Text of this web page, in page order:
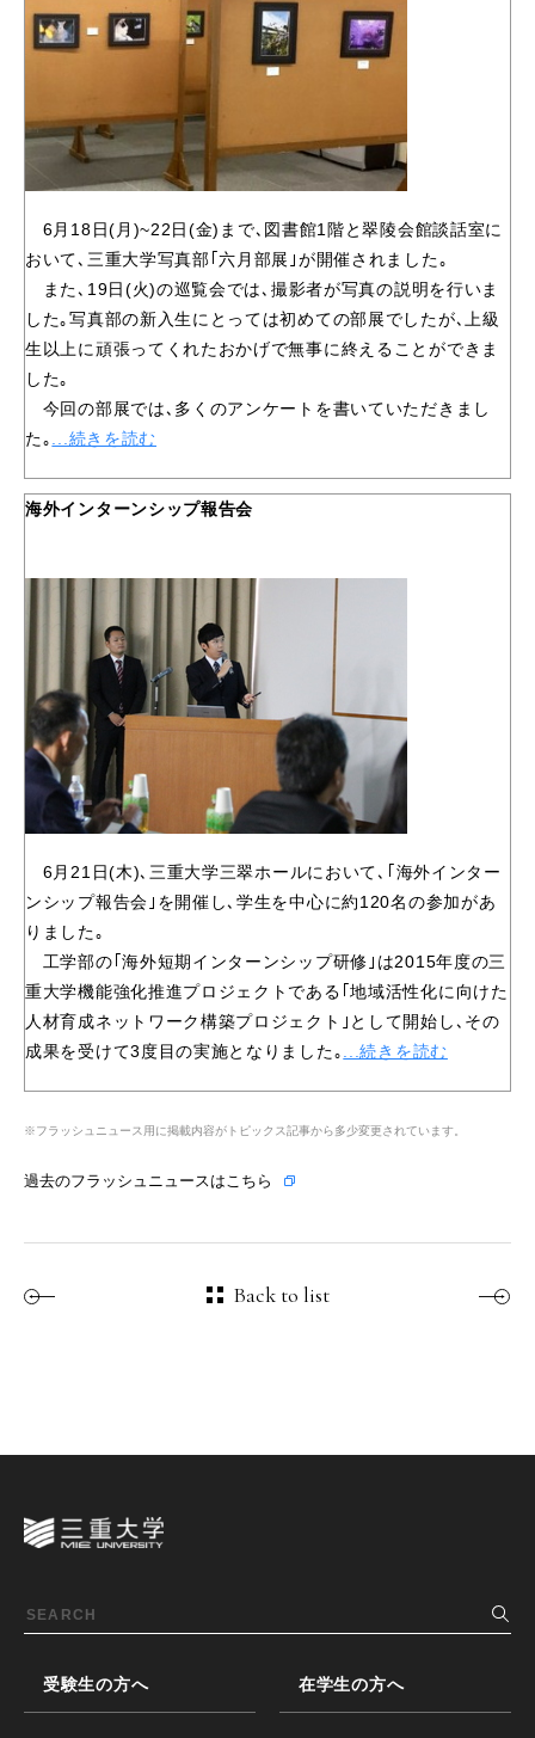
6月18日(月)~22日(金)まで､図書館1階と翠陵会館談話室に
おいて､三重大学写真部｢六月部展｣が開催されました｡
また､19日(火)の巡覧会では､撮影者が写真の説明を行いま
した｡写真部の新入生にとっては初めての部展でしたが､上級
生以上に頑張ってくれたおかげで無事に終えることができま
した｡
今回の部展では､多くのアンケートを書いていただきまし
た｡
...続きを読む
海外インターンシップ報告会
6月21日(木)､三重大学三翠ホールにおいて､｢海外インター
ンシップ報告会｣を開催し､学生を中心に約120名の参加があ
りました｡
工学部の｢海外短期インターンシップ研修｣は2015年度の三
重大学機能強化推進プロジェクトである｢地域活性化に向けた
人材育成ネットワーク構築プロジェクト｣として開始し､その
成果を受けて3度目の実施となりました｡
...続きを読む
※フラッシュニュース用に掲載内容がトピックス記事から多少変更されています。
過去のフラッシュニュースは こちら
Back to list
受験生の方へ 在学生の方へ